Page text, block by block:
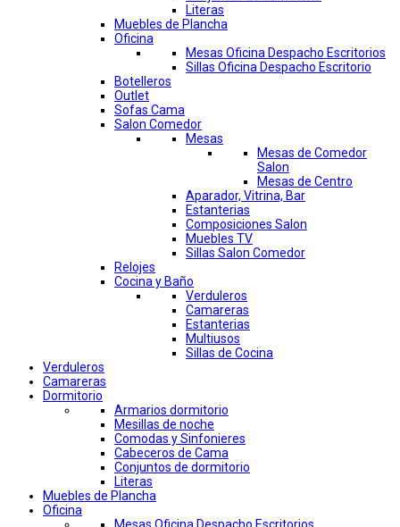
Literas
Muebles de Plancha
Oficina
Mesas Oficina Despacho Escritorios
Sillas Oficina Despacho Escritorio
Botelleros
Outlet
Sofas Cama
Salon Comedor
Mesas
Mesas de Comedor
Salon
Mesas de Centro
Aparador, Vitrina, Bar
Estanterias
Composiciones Salon
Muebles TV
Sillas Salon Comedor
Relojes
Cocina y Baño
Verduleros
Camareras
Estanterias
Multiusos
Sillas de Cocina
Verduleros
Camareras
Dormitorio
Armarios dormitorio
Mesillas de noche
Comodas y Sinfonieres
Cabeceros de Cama
Conjuntos de dormitorio
Literas
Muebles de Plancha
Oficina